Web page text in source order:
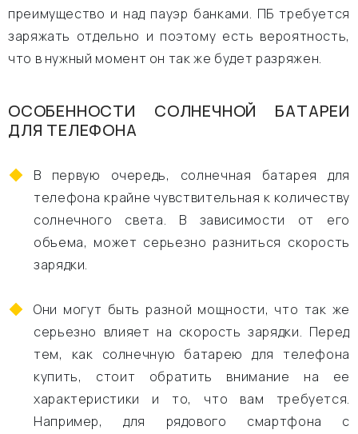
преимущество и над пауэр банками. ПБ требуется
заряжать отдельно и поэтому есть вероятность,
что в нужный момент он так же будет разряжен.
ОСОБЕННОСТИ СОЛНЕЧНОЙ БАТАРЕИ
ДЛЯ ТЕЛЕФОНА
В первую очередь, солнечная батарея для
телефона крайне чувствительная к количеству
солнечного света. В зависимости от его
объема, может серьезно разниться скорость
зарядки.
Они могут быть разной мощности, что так же
серьезно влияет на скорость зарядки. Перед
тем, как солнечную батарею для телефона
купить, стоит обратить внимание на ее
характеристики и то, что вам требуется.
Например, для рядового смартфона с